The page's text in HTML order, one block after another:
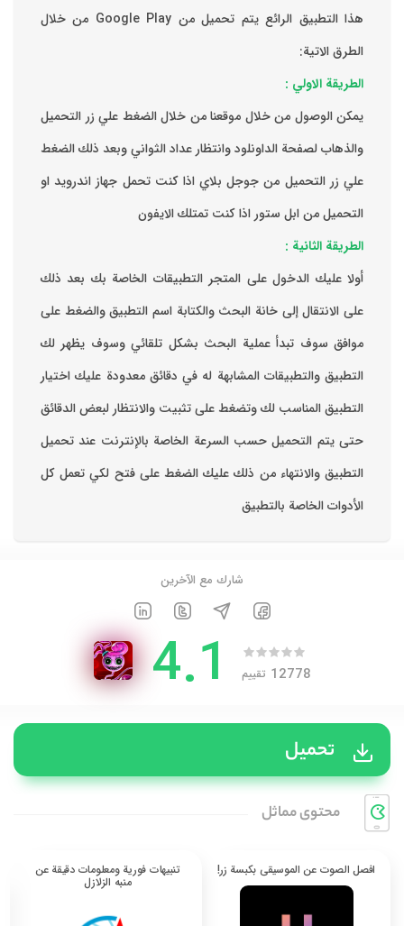
هذا التطبيق الرائع يتم تحميل من Google Play من خلال
الطرق الاتية:
الطريقة الاولي :
يمكن الوصول من خلال موقعنا من خلال الضغط علي زر التحميل
والذهاب لصفحة الداونلود وانتظار عداد الثواني وبعد ذلك الضغط
علي زر التحميل من جوجل بلاي اذا كنت تحمل جهاز اندرويد او
التحميل من ابل ستور اذا كنت تمتلك الايفون
الطريقة الثانية :
‏أولا عليك الدخول على المتجر التطبيقات الخاصة بك ‏بعد ذلك
على الانتقال إلى خانة البحث والكتابة اسم التطبيق والضغط على
موافق ‏سوف تبدأ عملية البحث بشكل تلقائي وسوف يظهر لك
التطبيق والتطبيقات المشابهة له في دقائق معدودة ‏عليك اختيار
التطبيق المناسب لك وتضغط على تثبيت والانتظار لبعض الدقائق
حتى يتم التحميل حسب السرعة الخاصة بالإنترنت ‏عند تحميل
التطبيق والانتهاء من ذلك عليك الضغط على فتح لكي تعمل كل
الأدوات الخاصة بالتطبيق
شارك مع الآخرين
12778 تقييم 4.1
تحميل
محتوی مماثل
افصل الصوت عن الموسيقى بكبسة زر! تنبيهات فورية ومعلومات دقيقة عن
منبه الزلازل